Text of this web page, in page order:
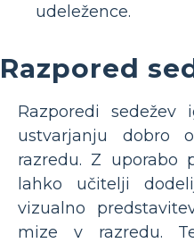
udeležence.
Razpored
Razporedi
ustvarjanju dobro
razredu. Z uporabo
lahko učitelji
vizualno
mize v razredu.